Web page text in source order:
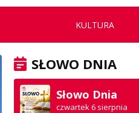
KULTURA
SŁOWO DNIA
Słowo Dnia
czwartek 6 sierpnia